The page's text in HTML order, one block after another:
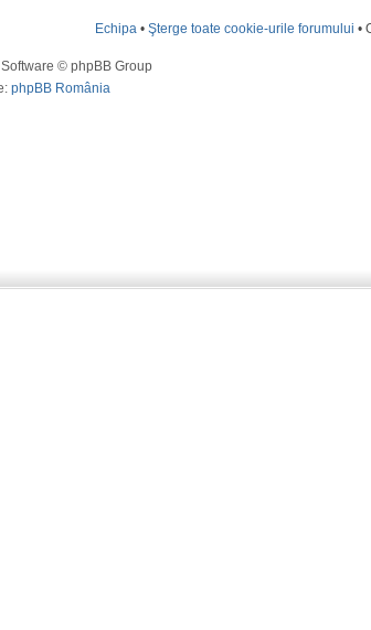
Echipa •Şterge toate cookie-urile forumului •
© phpBB Group
phpBB România